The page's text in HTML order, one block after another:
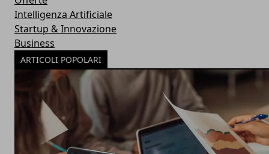
Intelligenza Artificiale
Startup & Innovazione
Business
ARTICOLI POPOLARI